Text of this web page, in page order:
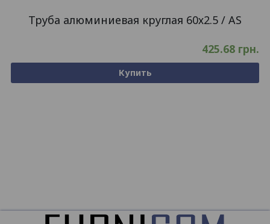
Труба алюминиевая круглая 60х2.5 / AS
425.68 грн.
Купить